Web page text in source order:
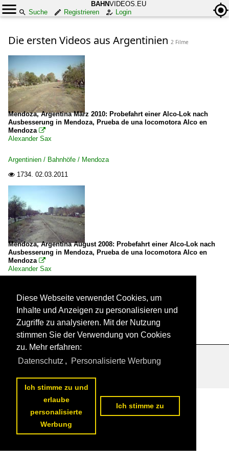
BAHNVIDEOS.EU
Suche
Registrieren Login
Die ersten Videos aus Argentinien 2 Filme
Mendoza, Argentina März 2010: Probefahrt einer Alco-Lok nach
Ausbesserung in Mendoza, Prueba de una locomotora Alco en
Mendoza 
Alexander Sax
Argentinien / Bahnhöfe / Mendoza
 1734. 02.03.2011
Mendoza, Argentina August 2008: Probefahrt einer Alco-Lok nach
Ausbesserung in Mendoza, Prueba de una locomotora Alco en
Mendoza 
Alexander Sax
Datenschutzerklärung| Impressum|Kontakt
Diese Webseite verwendet Cookies, um
Inhalte und Anzeigen zu personalisieren und
Zugriffe zu analysieren. Mit der Nutzung
stimmen Sie der Verwendung von Cookies
zu. Mehr erfahren:
Datenschutz , Personalisierte Werbung
Ich stimme zu und
erlaube
personalisierte
Werbung
Ich stimme zu